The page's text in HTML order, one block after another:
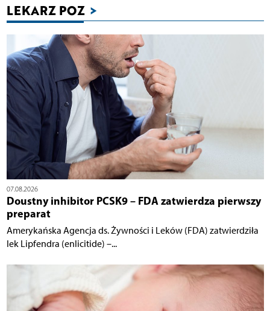
LEKARZ POZ >
07.08.2026
Doustny inhibitor PCSK9 – FDA zatwierdza pierwszy
preparat
Amerykańska Agencja ds. Żywności i Leków (FDA) zatwierdziła
lek Lipfendra (enlicitide) –...